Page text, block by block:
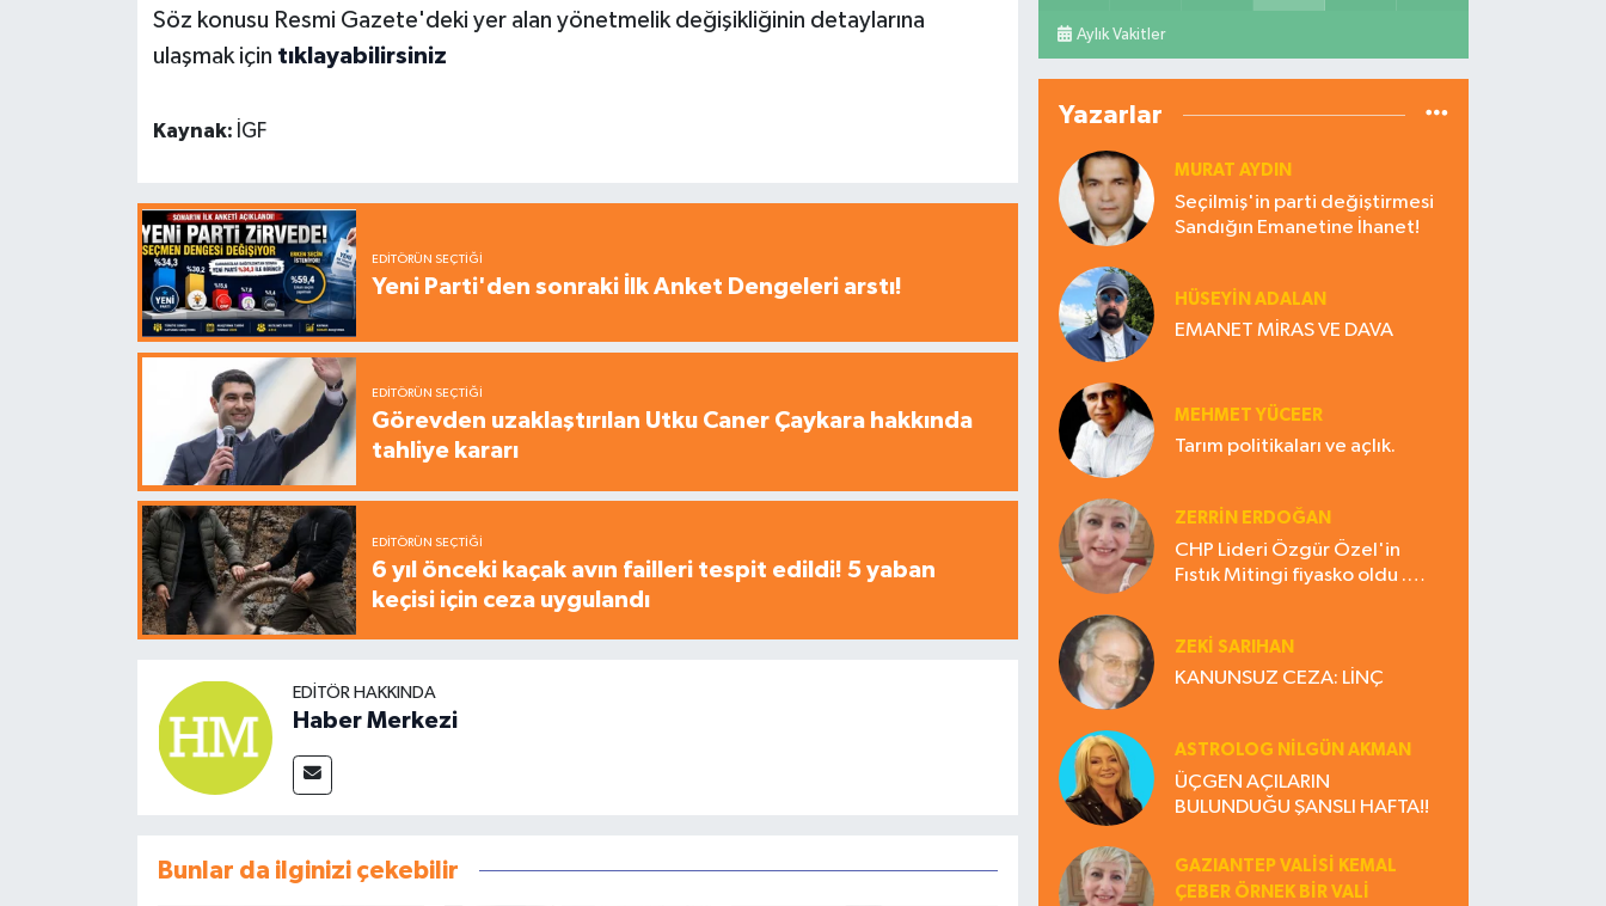
Söz konusu Resmi Gazete'deki yer alan yönetmelik değişikliğinin detaylarına
ulaşmak için tıklayabilirsiniz
Kaynak: İGF
EDITÖRÜN SEÇTIĞI
Yeni Parti'den sonraki İlk Anket Dengeleri arstı!
EDITÖRÜN SEÇTIĞI
Görevden uzaklaştırılan Utku Caner Çaykara hakkında
tahliye kararı
EDITÖRÜN SEÇTIĞI
6 yıl önceki kaçak avın failleri tespit edildi! 5 yaban
keçisi için ceza uygulandı
EDITÖR HAKKINDA
Haber Merkezi
Bunlar da ilginizi çekebilir
Aylık Vakitler
Yazarlar
MURAT AYDIN
Seçilmiş'in parti değiştirmesi
Sandığın Emanetine İhanet!
HÜSEYIN ADALAN
EMANET MİRAS VE DAVA
MEHMET YÜCEER
Tarım politikaları ve açlık.
ZERRIN ERDOĞAN
CHP Lideri Özgür Özel'in
Fıstık Mitingi fiyasko oldu .
ZEKI SARIHAN
KANUNSUZ CEZA: LİNÇ
ASTROLOG NILGÜN AKMAN
ÜÇGEN AÇILARIN
BULUNDUĞU ŞANSLI HAFTA!!
GAZIANTEP VALISI KEMAL
ÇEBER ÖRNEK BİR VALİ